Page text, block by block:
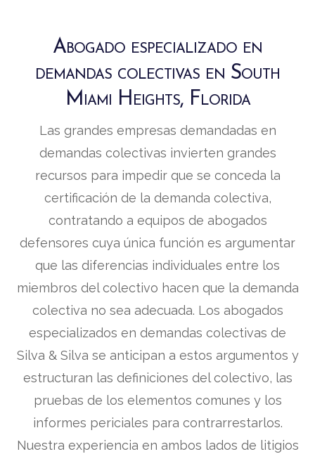
Abogado especializado en
demandas colectivas en South
Miami Heights, Florida
Las grandes empresas demandadas en
demandas colectivas invierten grandes
recursos para impedir que se conceda la
certificación de la demanda colectiva,
contratando a equipos de abogados
defensores cuya única función es argumentar
que las diferencias individuales entre los
miembros del colectivo hacen que la demanda
colectiva no sea adecuada. Los abogados
especializados en demandas colectivas de
Silva & Silva se anticipan a estos argumentos y
estructuran las definiciones del colectivo, las
pruebas de los elementos comunes y los
informes periciales para contrarrestarlos.
Nuestra experiencia en ambos lados de litigios